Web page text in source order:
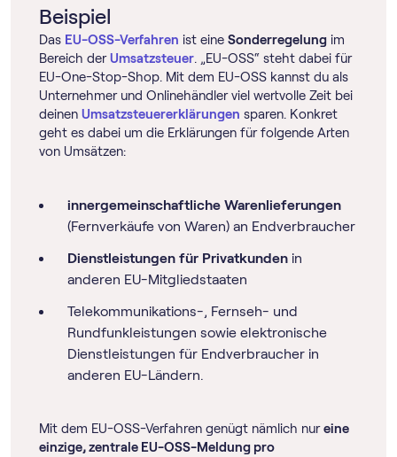
Beispiel
Das EU-OSS-Verfahren ist eine Sonderregelung im
Bereich derUmsatzsteuer. „EU-OSS“ steht dabei für
EU-One-Stop-Shop. Mit dem EU-OSS kannst du als
Unternehmer und Onlinehändler viel wertvolle Zeit bei
deinen Umsatzsteuererklärungen sparen. Konkret
geht es dabei um die Erklärungen für folgende Arten
von Umsätzen:
innergemeinschaftliche Warenlieferungen
(Fernverkäufe von Waren) an Endverbraucher
Dienstleistungen für Privatkunden in
anderen EU-Mitgliedstaaten
Telekommunikations-, Fernseh- und
Rundfunkleistungen sowie elektronische
Dienstleistungen für Endverbraucher in
anderen EU-Ländern.
Mit dem EU-OSS-Verfahren genügt nämlich nureine
einzige, zentrale EU-OSS-Meldung pro